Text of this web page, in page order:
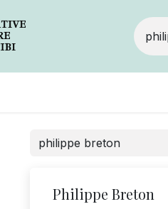
Philippe Breton